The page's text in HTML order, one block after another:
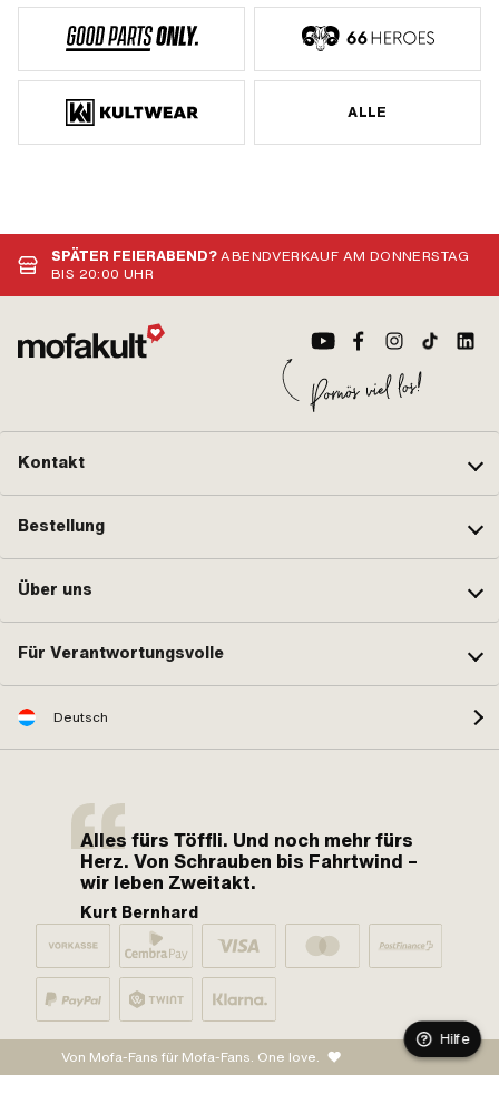
ALLE
SPÄTER FEIERABEND?ABENDVERKAUF AM DONNERSTAG
BIS 20:00 UHR
Kontakt
Bestellung
Über uns
Für Verantwortungsvolle
Deutsch
Alles fürs Töffli. Und noch mehr fürs
Herz. Von Schrauben bis Fahrtwind –
wir leben Zweitakt.
Kurt Bernhard
Von Mofa-Fans für Mofa-Fans. One love.
Hilfe